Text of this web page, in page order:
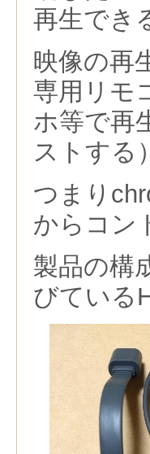
再生でき
映像の再
専用リモ
ホ等で再
ストする
つまり
からコン
製品の構
びている